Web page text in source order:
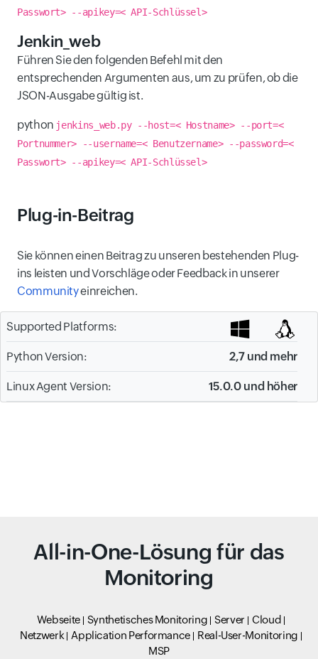
Passwort> --apikey=< API-Schlüssel>
Jenkin_web
Führen Sie den folgenden Befehl mit den
entsprechenden Argumenten aus, um zu prüfen, ob die
JSON-Ausgabe gültig ist.
python jenkins_web.py --host=< Hostname> --port=<
Portnummer> --username=< Benutzername> --password=<
Passwort> --apikey=< API-Schlüssel>
Plug-in-Beitrag
Sie können einen Beitrag zu unseren bestehenden Plug-
ins leisten und Vorschläge oder Feedback in unserer
Communityeinreichen.
Supported Platforms:
Python Version: 2,7 und mehr
Linux Agent Version: 15.0.0 und höher
All-in-One-Lösung für das
Monitoring
Webseite Synthetisches Monitoring Server
Cloud
Netzwerk
Application Performance
Real-User-Monitoring
MSP